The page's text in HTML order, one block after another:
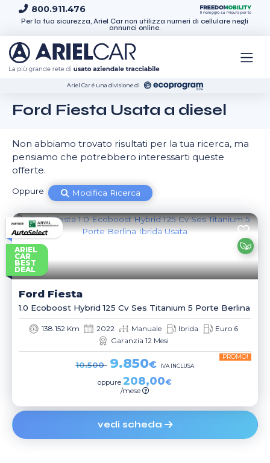
Skip to content
800.911.476
Per la tua sicurezza, Ariel Car non utilizza numeri di cellulare negli
annunci online.
Ariel Car é una divisione di
Ford Fiesta Usata a diesel
Non abbiamo trovato risultati per la tua ricerca, ma
pensiamo che potrebbero interessarti queste
offerte.
Oppure Modifica Ricerca
ARIEL
CAR
BEST
DEAL
Ford Fiesta
1.0 Ecoboost Hybrid 125 Cv Ses Titanium 5 Porte Berlina
138.152 Km 2022 Manuale Ibrida
Euro 6
Garanzia 12 Mesi
10.500 9.850€
PROMO!
IVA INCLUSA
oppure 208,00€
/mese
vedi scheda